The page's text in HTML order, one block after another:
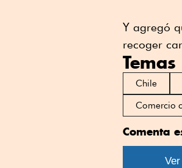
Y agregó
recoger
Chile
Comercio
Comenta